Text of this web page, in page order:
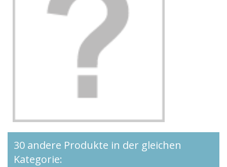
30 andere Produkte in der gleichen
Kategorie: